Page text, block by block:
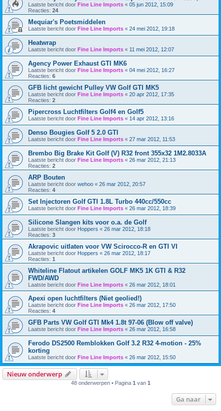
Laatste bericht door Fine Line Imports « 05 jun 2012, 15:09
Reacties: 24
Mequiar's Poetsmiddelen
Laatste bericht door Fine Line Imports « 24 mei 2012, 19:18
Heatwrap
Laatste bericht door Fine Line Imports « 11 mei 2012, 12:07
Agency Power Exhaust GTI MK6
Laatste bericht door Fine Line Imports « 04 mei 2012, 16:27
Reacties: 6
GFB licht gewicht Pulley VW Golf GTI MK5
Laatste bericht door Fine Line Imports « 20 apr 2012, 17:35
Reacties: 2
Pipercross Luchtfilters Golf4 en Golf5
Laatste bericht door Fine Line Imports « 14 apr 2012, 13:16
Denso Bougies Golf 5 2.0 GTI
Laatste bericht door Fine Line Imports « 27 mar 2012, 11:53
Brembo Big Brake Kit Golf (V) R32 front 355x32 1M2.8033A
Laatste bericht door Fine Line Imports « 26 mar 2012, 21:13
Reacties: 2
ARP Bouten
Laatste bericht door wehoo « 26 mar 2012, 20:57
Reacties: 4
Set Injectoren Golf GTI 1.8L Turbo 440cc/550cc
Laatste bericht door Fine Line Imports « 26 mar 2012, 18:39
Silicone Slangen kits voor o.a. de Golf
Laatste bericht door Hoppers « 26 mar 2012, 18:18
Reacties: 3
Akrapovic uitlaten voor VW Scirocco-R en GTI VI
Laatste bericht door Hoppers « 26 mar 2012, 18:17
Reacties: 1
Whiteline Flatout artikelen GOLF MK5 1K GTI & R32
FWD/AWD
Laatste bericht door Fine Line Imports « 26 mar 2012, 18:01
Apexi open luchtfilters (Niet geolied!)
Laatste bericht door Fine Line Imports « 26 mar 2012, 17:50
Reacties: 4
GFB Parts VW Golf GTI Mk4 1.8t 97-06 (Blow off valve)
Laatste bericht door Fine Line Imports « 26 mar 2012, 16:58
Ferodo DS2500 Remblokken Golf 3.2 R32 4-motion - 25%
korting
Laatste bericht door Fine Line Imports « 26 mar 2012, 15:50
Nieuw onderwerp
48 onderwerpen • Pagina 1 van 1
Ga naar